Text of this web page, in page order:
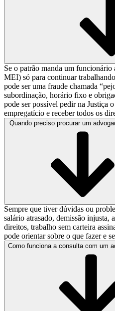
Se o patrão manda um
MEI) só para continuar
pode ser uma fraude chamada
subordinação, horário fixo e
pode ser possível pedir na Justiça
empregatício e receber todos os
Quando preciso procurar um
Sempre que tiver dúvidas ou
salário atrasado, demissão injusta,
direitos, trabalho sem carteira
pode orientar sobre o que fazer e
Como funciona a consulta com um